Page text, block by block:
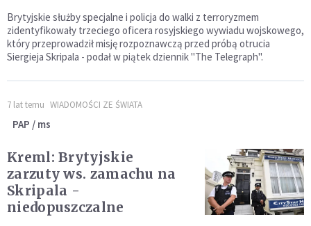
Brytyjskie służby specjalne i policja do walki z terroryzmem
zidentyfikowały trzeciego oficera rosyjskiego wywiadu wojskowego,
który przeprowadził misję rozpoznawczą przed próbą otrucia
Siergieja Skripala - podał w piątek dziennik "The Telegraph".
7 lat temu WIADOMOŚCI ZE ŚWIATA
PAP / ms
Kreml: Brytyjskie
zarzuty ws. zamachu na
Skripala -
niedopuszczalne